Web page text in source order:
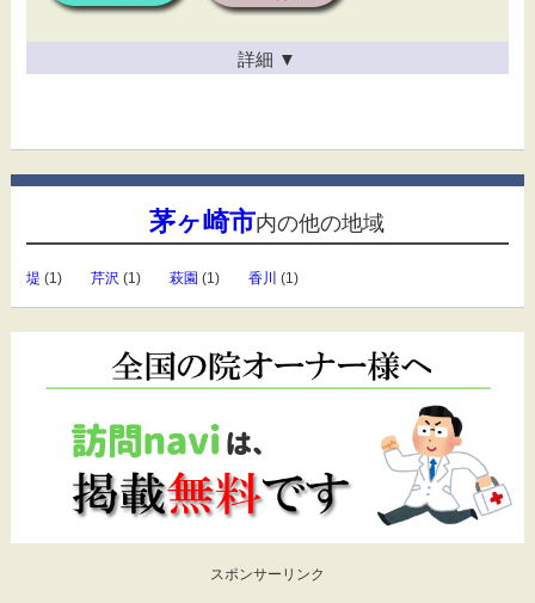
詳細 ▼
茅ヶ崎市内の他の地域
堤 (1) 芹沢 (1) 萩園 (1) 香川 (1)
スポンサーリンク